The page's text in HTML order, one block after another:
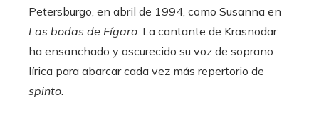
Petersburgo, en abril de 1994, como Susanna en
Las bodas de Fígaro. La cantante de Krasnodar
ha ensanchado y oscurecido su voz de soprano
lírica para abarcar cada vez más repertorio de
spinto.